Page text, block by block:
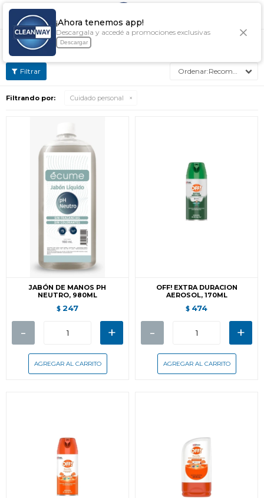
¡Ahora tenemos app!
Descargala y accedé a promociones exclusivas
Descargar

CUIDADO PERSONAL
Recomendados
Filtrando por: Cuidado personal
JABÓN DE MANOS PH
NEUTRO, 980ML
$ 247
- +
OFF! EXTRA DURACION
AEROSOL, 170ML
$ 474
- +